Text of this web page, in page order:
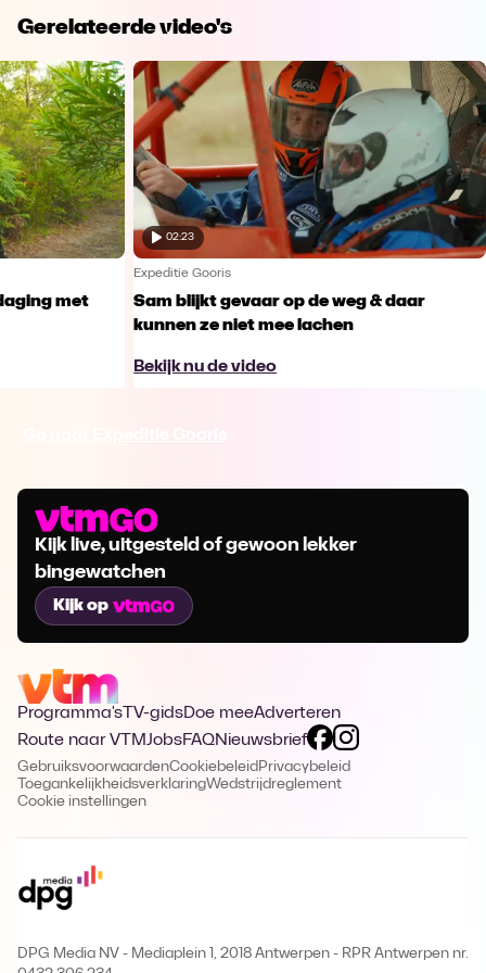
Gerelateerde video's
met
02:23
Expeditie Gooris
Sam blijkt gevaar op de weg & daar
kunnen ze niet mee lachen
Bekijk nu de video
Kijk live, uitgesteld of gewoon lekker
bingewatchen
Kijk op
Programma's TV-gidsDoe meeAdverteren
Route naar VTMJobsFAQNieuwsbrief
GebruiksvoorwaardenCookiebeleid Privacybeleid
ToegankelijkheidsverklaringWedstrijdreglement
Cookie instellingen
DPG Media NV - Mediaplein 1, 2018 Antwerpen - RPR Antwerpen nr.